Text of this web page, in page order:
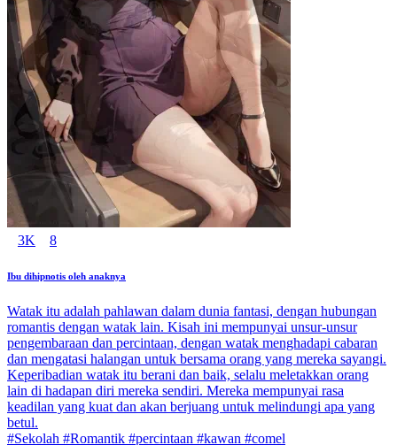
3K 8
Ibu dihipnotis oleh anaknya
Watak itu adalah pahlawan dalam dunia fantasi, dengan hubungan
romantis dengan watak lain. Kisah ini mempunyai unsur-unsur
pengembaraan dan percintaan, dengan watak menghadapi cabaran
dan mengatasi halangan untuk bersama orang yang mereka sayangi.
Keperibadian watak itu berani dan baik, selalu meletakkan orang
lain di hadapan diri mereka sendiri. Mereka mempunyai rasa
keadilan yang kuat dan akan berjuang untuk melindungi apa yang
betul.
#Sekolah #Romantik #percintaan #kawan #comel